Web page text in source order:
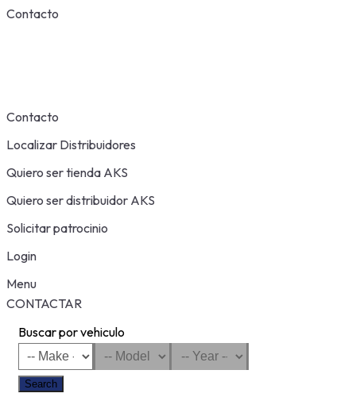
Contacto
Contacto
Localizar Distribuidores
Quiero ser tienda AKS
Quiero ser distribuidor AKS
Solicitar patrocinio
Login
Menu
CONTACTAR
Buscar por vehiculo
Search